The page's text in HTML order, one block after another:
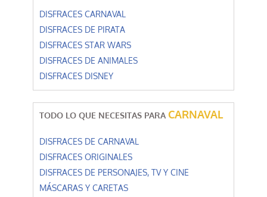
DISFRACES CARNAVAL
DISFRACES DE PIRATA
DISFRACES STAR WARS
DISFRACES DE ANIMALES
DISFRACES DISNEY
TODO LO QUE NECESITAS PARA CARNAVAL
DISFRACES DE CARNAVAL
DISFRACES ORIGINALES
DISFRACES DE PERSONAJES, TV Y CINE
MÁSCARAS Y CARETAS